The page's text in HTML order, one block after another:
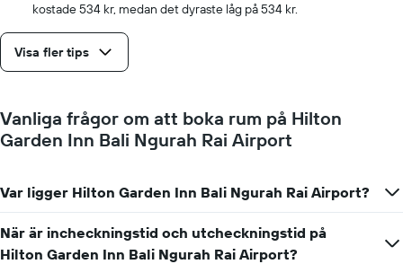
kostade 534 kr, medan det dyraste låg på 534 kr.
Visa fler tips
Vanliga frågor om att boka rum på Hilton
Garden Inn Bali Ngurah Rai Airport
Var ligger Hilton Garden Inn Bali Ngurah Rai Airport?
När är incheckningstid och utcheckningstid på
Hilton Garden Inn Bali Ngurah Rai Airport?